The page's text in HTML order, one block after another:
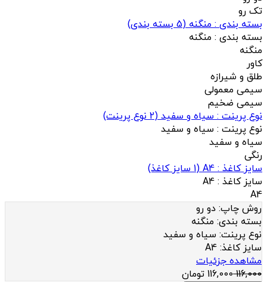
تک رو
بسته بندی : منگنه(
5 بسته بندی)
بسته بندی : منگنه
منگنه
کاور
طلق و شیرازه
سیمی معمولی
سیمی ضخیم
نوع پرینت : سیاه و سفید(
2 نوع پرینت)
نوع پرینت : سیاه و سفید
سیاه و سفید
رنگی
سایز کاغذ : A4
(
1 سایز کاغذ)
سایز کاغذ : A4
A4
روش چاپ: دو رو
بسته بندی: منگنه
نوع پرینت: سیاه و سفید
سایز کاغذ: A4
مشاهده جزئیات
116,000
116,000 تومان